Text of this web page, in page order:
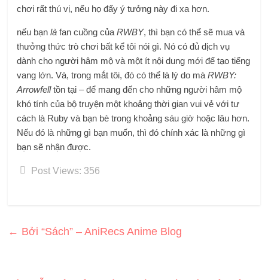
chơi rất thú vị, nếu họ đẩy ý tưởng này đi xa hơn.
nếu bạnlà fan cuồng củaRWBY, thì bạn có thể sẽ mua và
thưởng thức trò chơi bất kể tôi nói gì. Nó có đủ dịch vụ
dành cho người hâm mộ và một ít nội dung mới để tạo tiếng
vang lớn. Và, trong mắt tôi, đó có thể là lý do màRWBY:
Arrowfelltồn tại – để mang đến cho những người hâm mộ
khó tính của bộ truyện một khoảng thời gian vui vẻ với tư
cách là Ruby và bạn bè trong khoảng sáu giờ hoặc lâu hơn.
Nếu đó là những gì bạn muốn, thì đó chính xác là những gì
bạn sẽ nhận được.
Post Views: 356
← Bởi “Sách” – AniRecs Anime Blog